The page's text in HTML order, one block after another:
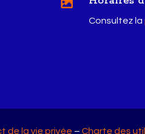

Consultez la
de la vie privée –Charte des